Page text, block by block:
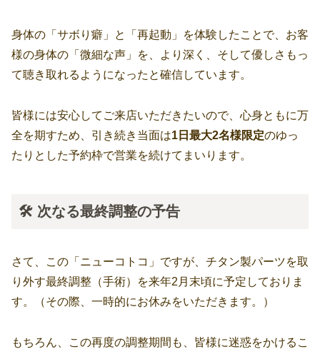
身体の「サボり癖」と「再起動」を体験したことで、お客
様の身体の「微細な声」を、より深く、そして優しさもっ
て聴き取れるようになったと確信しています。
皆様には安心してご来店いただきたいので、心身ともに万
全を期すため、引き続き当面は1日最大2名様限定のゆっ
たりとした予約枠で営業を続けてまいります。
🛠️ 次なる最終調整の予告
さて、この「ニューコトコ」ですが、チタン製パーツを取
り外す最終調整（手術）を来年2月末頃に予定しておりま
す。（その際、一時的にお休みをいただきます。）
もちろん、この再度の調整期間も、皆様に迷惑をかけるこ